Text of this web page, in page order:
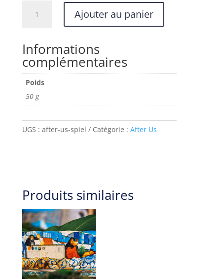
spécial
Spiel
d'Essen
Ajouter au panier
Informations
complémentaires
Poids
50 g
UGS : after-us-spiel Catégorie : After Us
Produits similaires